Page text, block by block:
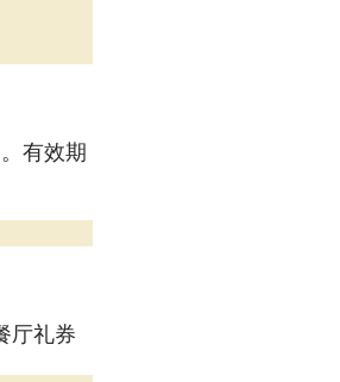
有效期
厅礼券